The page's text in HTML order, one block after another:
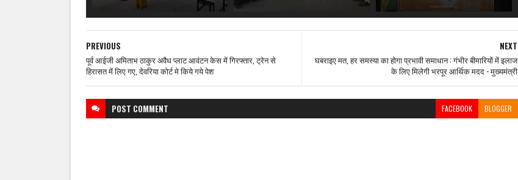
NEXT
घबराइए मत, हर समस्या का होगा प्रभावी समाधान : गंभीर बीमारियों में इलाज
के लिए मिलेगी भरपूर आर्थिक मदद - मुख्यमंत्री
PREVIOUS
पूर्व आईजी अमिताभ ठाकुर अवैध प्लाट आवंटन केस में गिरफ्तार, ट्रेन से
हिरासत में लिए गए, देवरिया कोर्ट मे किये गये पेश
POST COMMENT FACEBOOK BLOGGER